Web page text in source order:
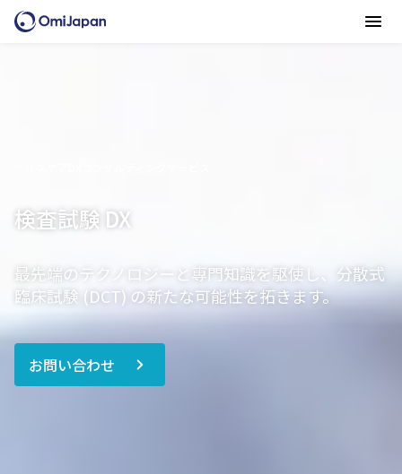
検査試験 DX
最先端のテクノロジーと専門知識を駆使し、分散式
臨床試験 (DCT) の新たな可能性を拓きます。
お問い合わせ